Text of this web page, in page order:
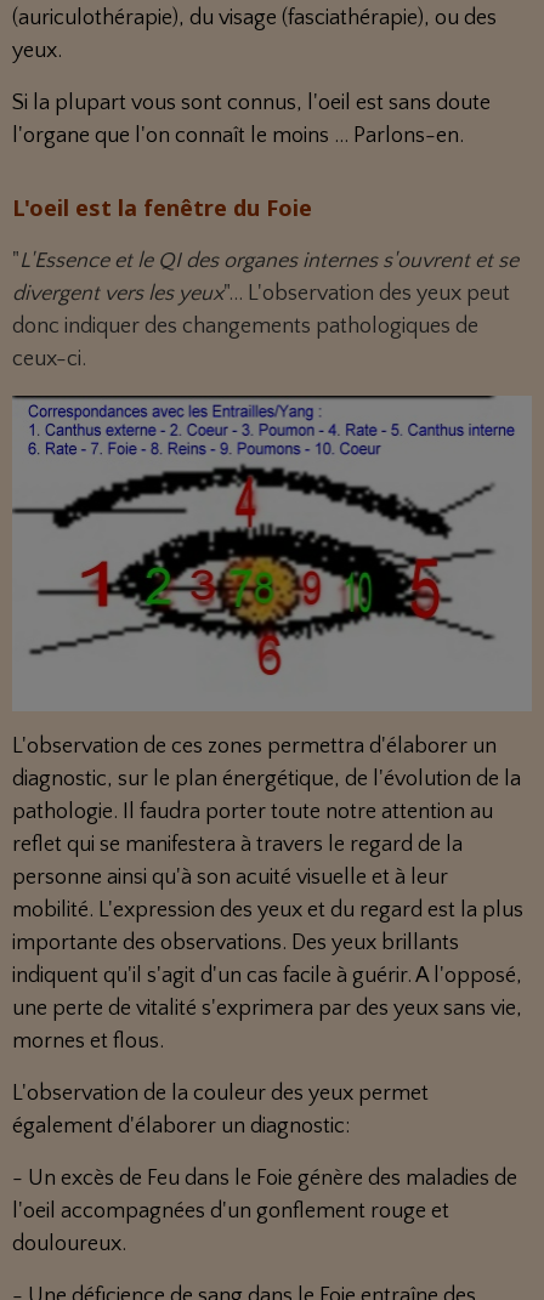
(auriculothérapie), du visage (fasciathérapie), ou des
yeux.
Si la plupart vous sont connus, l'oeil est sans doute
l'organe que l'on connaît le moins ... Parlons-en.
L'oeil est la fenêtre du Foie
"L'Essence et le QI des organes internes s'ouvrent et se
divergent vers les yeux"... L'observation des yeux peut
donc indiquer des changements pathologiques de
ceux-ci.
L'observation de ces zones permettra d'élaborer un
diagnostic, sur le plan énergétique, de l'évolution de la
pathologie. Il faudra porter toute notre attention au
reflet qui se manifestera à travers le regard de la
personne ainsi qu'à son acuité visuelle et à leur
mobilité. L'expression des yeux et du regard est la plus
importante des observations. Des yeux brillants
indiquent qu'il s'agit d'un cas facile à guérir. A l'opposé,
une perte de vitalité s'exprimera par des yeux sans vie,
mornes et flous.
L'observation de la couleur des yeux permet
également d'élaborer un diagnostic:
- Un excès de Feu dans le Foie génère des maladies de
l'oeil accompagnées d'un gonflement rouge et
douloureux.